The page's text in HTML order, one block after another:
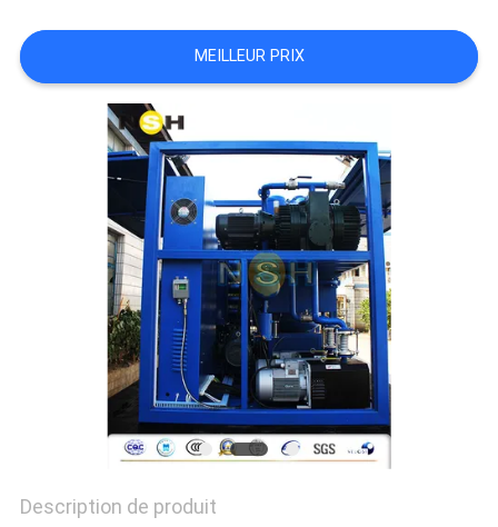
PLAN
PRIVACY
POLICY
MEILLEUR PRIX
Description de produit